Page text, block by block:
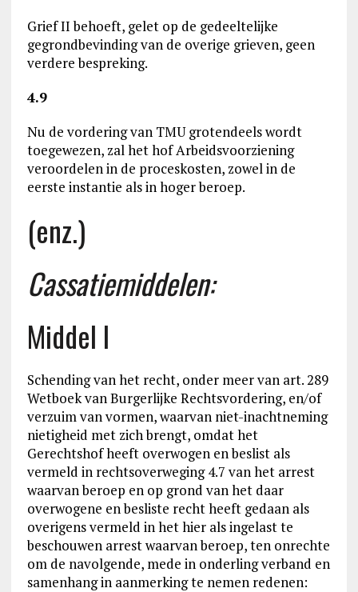
Grief II behoeft, gelet op de gedeeltelijke
gegrondbevinding van de overige grieven, geen
verdere bespreking.
4.9
Nu de vordering van TMU grotendeels wordt
toegewezen, zal het hof Arbeidsvoorziening
veroordelen in de proceskosten, zowel in de
eerste instantie als in hoger beroep.
(enz.)
Cassatiemiddelen:
Middel I
Schending van het recht, onder meer van art. 289
Wetboek van Burgerlijke Rechtsvordering, en/of
verzuim van vormen, waarvan niet-inachtneming
nietigheid met zich brengt, omdat het
Gerechtshof heeft overwogen en beslist als
vermeld in rechtsoverweging 4.7 van het arrest
waarvan beroep en op grond van het daar
overwogene en besliste recht heeft gedaan als
overigens vermeld in het hier als ingelast te
beschouwen arrest waarvan beroep, ten onrechte
om de navolgende, mede in onderling verband en
samenhang in aanmerking te nemen redenen: